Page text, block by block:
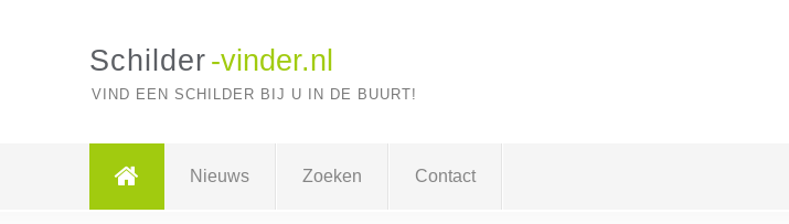
Schilder -vinder.nl
VIND EEN SCHILDER BIJ U IN DE BUURT!
Nieuws Zoeken Contact